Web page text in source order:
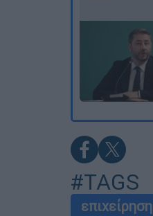
#TAGS
επιχείρηση